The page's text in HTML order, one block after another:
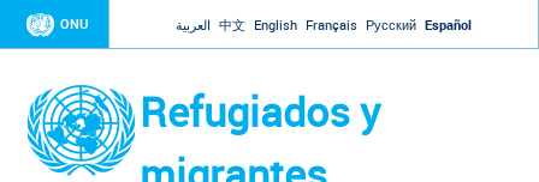
Jump to navigation
ONU العربية 中文 English Français Русский Español
Refugiados y